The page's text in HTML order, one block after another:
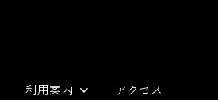
利用案内 アクセス